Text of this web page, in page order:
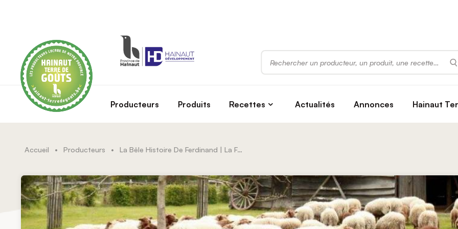
Rechercher
Producteurs Produits Recettes Actualités Annonces Hainaut
Accueil • Producteurs • La Bêle Histoire De Ferdinand | La Ferme Du Berger